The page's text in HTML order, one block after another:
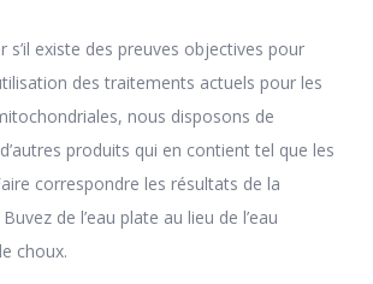
s’il existe des preuves objectives pour
des traitements actuels pour les
nous disposons de
produits qui en contient tel que les
correspondre les résultats de la
de l’eau plate au lieu de l’eau
choux.